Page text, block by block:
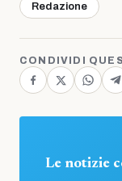
Redazione
CONDIVIDI
Le notizie